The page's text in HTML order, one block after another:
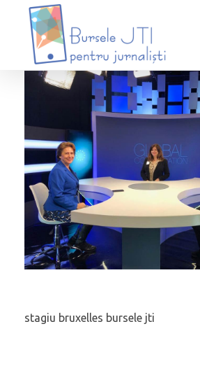
stagiu bruxelles bursele jti